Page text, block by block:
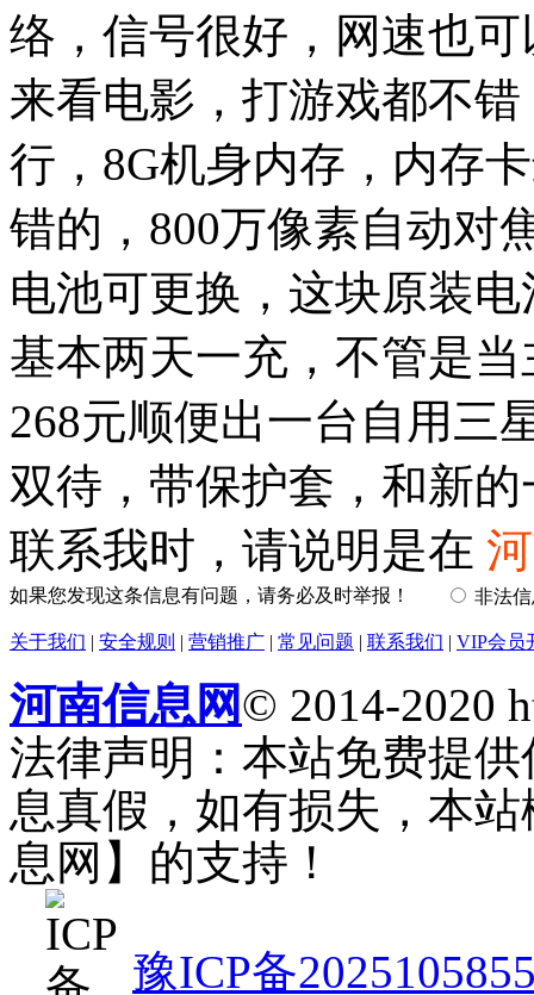
络，信号很好，网速也
来看电影，打游戏都不
行，8G机身内存，内存
错的，800万像素自动对
电池可更换，这块原装
基本两天一充，不管是
268元顺便出一台自用三
双待，带保护套，和新的
联系我时，请说明是在
如果您发现这条信息有问题，请务必及时举报！ 非法
关于我们 | 安全规则 | 营销推广 | 常见问题 | 联系我们 | VIP会员
河南信息网© 2014-2020
法律声明：本站免费提
息真假，如有损失，本
息网】的支持！
豫ICP备